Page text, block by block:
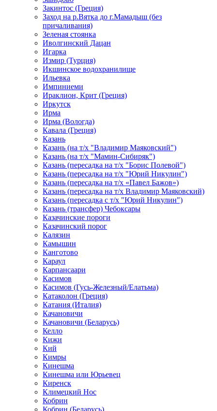
Закинтос (Греция)
Заход на р.Вятка до г.Мамадыш (без
причаливания)
Зеленая стоянка
Иволгинский Дацан
Игарка
Измир (Турция)
Икшинское водохранилище
Ильевка
Импиниеми
Ираклион, Крит (Греция)
Иркутск
Ирма
Ирма (Вологда)
Кавала (Греция)
Казань
Казань (на т/х "Владимир Маяковский")
Казань (на т/х "Мамин-Сибиряк")
Казань (пересадка на т/х "Борис Полевой")
Казань (пересадка на т/х "Юрий Никулин")
Казань (пересадка на т/х «Павел Бажов»)
Казань (пересадка на т/х Владимир Маяковский)
Казань (пересадка с т/х "Юрий Никулин")
Казань (трансфер) Чебоксары
Казачинские пороги
Казачинский порог
Калязин
Камышин
Канготово
Караул
Карпансаари
Касимов
Касимов (Гусь-Железный/Елатьма)
Катаколон (Греция)
Катания (Италия)
Качановичи
Качановичи (Беларусь)
Келло
Кижи
Кий
Кимры
Кинешма
Кинешма или Юрьевец
Киренск
Климецкий Нос
Кобрин
Кобрин (Беларусь)